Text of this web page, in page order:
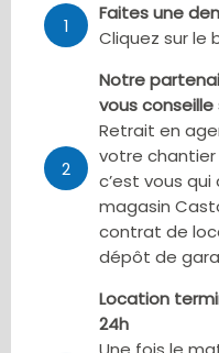
1
Faites une
Cliquez sur le
2
Notre
vous
Retrait en
votre chantier
c’est vous qui
magasin
contrat de
dépôt de
Location
24h